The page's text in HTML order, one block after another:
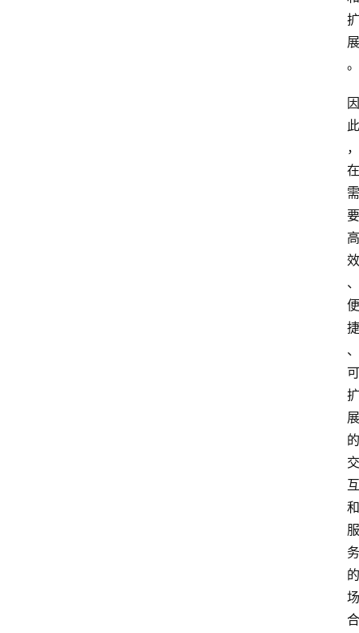
扩
展
。
因
此
，
在
需
要
高
效
、
便
捷
、
可
扩
展
的
交
互
和
服
务
的
场
合